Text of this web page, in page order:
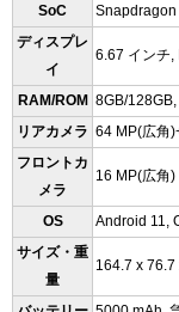
SoC
Snapdragon
ディスプレ
イ
6.67 インチ,
RAM/ROM 8GB/
リアカメラ 64 MP(広角
フロントカ
メラ
16 MP(広角)
OS
Android 11,
サイズ・重
量
164.7 x 76.7